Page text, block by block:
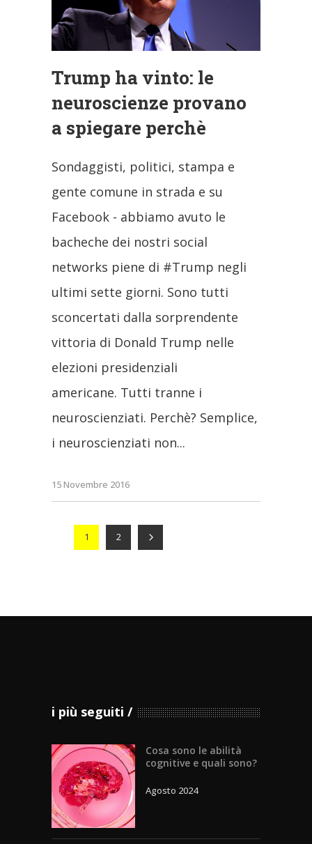
Trump ha vinto: le
neuroscienze provano
a spiegare perchè
Sondaggisti, politici, stampa e
gente comune in strada e su
Facebook - abbiamo avuto le
bacheche dei nostri social
networks piene di #Trump negli
ultimi sette giorni. Sono tutti
sconcertati dalla sorprendente
vittoria di Donald Trump nelle
elezioni presidenziali
americane. Tutti tranne i
neuroscienziati. Perchè? Semplice,
i neuroscienziati non
15 Novembre 2016
1 2
i più seguiti
Cosa sono le abilità
cognitive e quali sono?
Agosto 2024